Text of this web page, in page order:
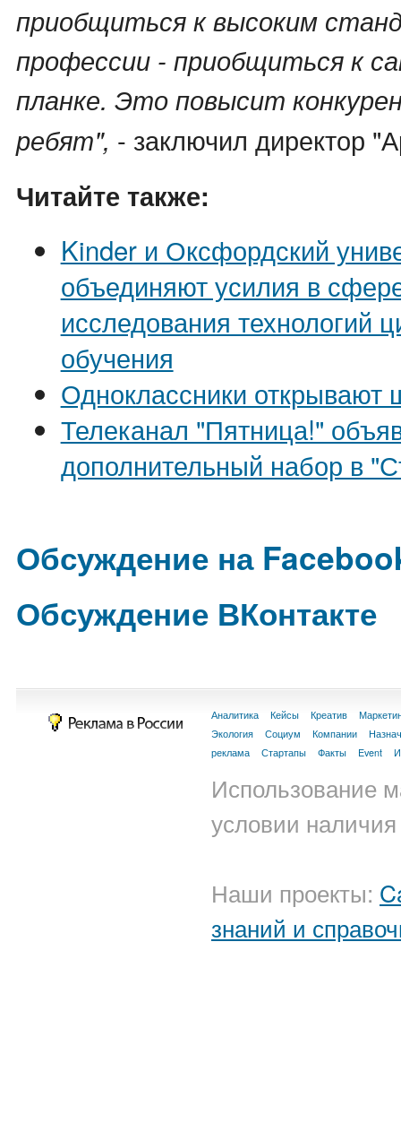
приобщиться к высоким
профессии - приобщиться к
планке. Это повысит
ребят", - заключил директор
Читайте также:
Kinder и Оксфордский
объединяют усилия в
исследования технологий
обучения
Одноклассники открывают
Телеканал "Пятница!"
дополнительный набор в
Обсуждение на
Обсуждение ВКонтакте
Аналитика Кейсы Креатив
Экология
Социум Компании
реклама
Стартапы Факты Event
Использование
условии
Наши проекты:
знаний и